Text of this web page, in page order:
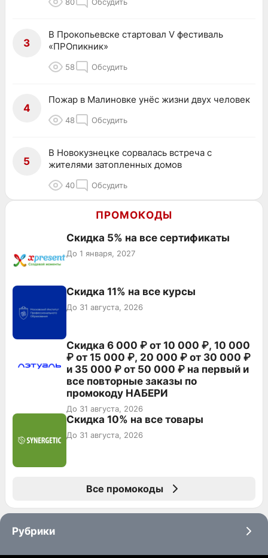
3
В Прокопьевске стартовал V фестиваль
«ПРОпикник»
58 Обсудить
4
Пожар в Малиновке унёс жизни двух человек
48 Обсудить
5
В Новокузнецке сорвалась встреча с
жителями затопленных домов
40 Обсудить
ПРОМОКОДЫ
Скидка 5% на все сертификаты
До 1 января, 2027
Скидка 11% на все курсы
До 31 августа, 2026
Скидка 6 000 ₽ от 10 000 ₽, 10 000
₽ от 15 000 ₽, 20 000 ₽ от 30 000 ₽
и 35 000 ₽ от 50 000 ₽ на первый и
все повторные заказы по
промокоду НАБЕРИ
До 31 августа, 2026
Скидка 10% на все товары
До 31 августа, 2026
Все промокоды
Рубрики